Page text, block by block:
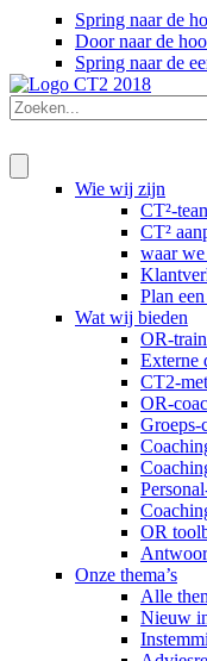
Spring naar de
Door naar de
Spring naar de
Wie wij zijn
CT²-
CT²
waar
Plan
Wat wij bieden
OR-
Externe
CT2-
OR-
Groeps-
OR
Onze thema’s
Alle
Nieuw